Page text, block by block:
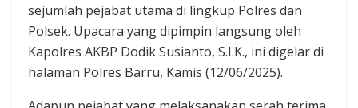
sejumlah pejabat utama di lingkup Polres dan
Polsek. Upacara yang dipimpin langsung oleh
Kapolres AKBP Dodik Susianto, S.I.K., ini digelar di
halaman Polres Barru, Kamis (12/06/2025).